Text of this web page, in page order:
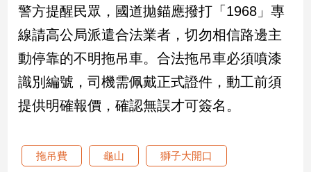
台
灣
觀
點
娛
娛
樂
警方提醒民眾，國道拋錨應撥打「1968」專
線請高公局派遣合法業者，切勿相信路邊主
動停靠的不明拖吊車。合法拖吊車必須噴漆
識別編號，司機需佩戴正式證件，動工前須
提供明確報價，確認無誤才可簽名。
拖吊費 龜山 獅子大開口